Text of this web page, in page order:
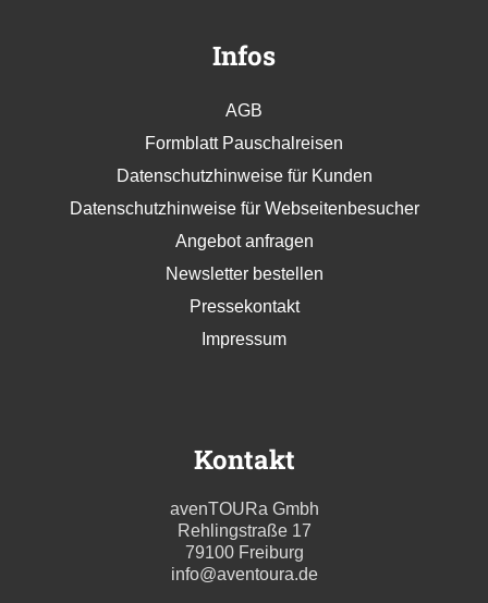
Infos
AGB
Formblatt Pauschalreisen
Datenschutzhinweise für Kunden
Datenschutzhinweise für Webseitenbesucher
Angebot anfragen
Newsletter bestellen
Pressekontakt
Impressum
Kontakt
avenTOURa Gmbh
Rehlingstraße 17
79100 Freiburg
info@aventoura.de